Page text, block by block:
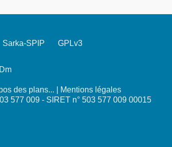
Sarka-SPIP GPLv3
des plans...
Mentions légales
577 009 - SIRET n° 503 577 009 00015